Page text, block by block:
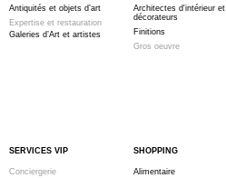
Antiquités et objets d’art
Expertise et restauration
Galeries d’Art et artistes
Architectes d'intérieur et
décorateurs
Finitions
Gros oeuvre
SERVICES VIP
Conciergerie
SHOPPING
Alimentaire